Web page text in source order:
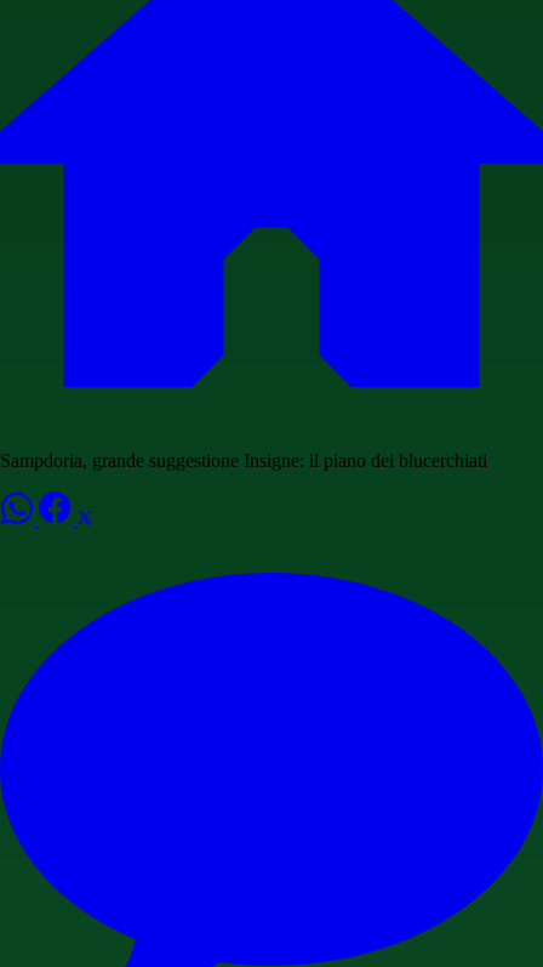
Sampdoria, grande suggestione Insigne: il piano dei blucerchiati